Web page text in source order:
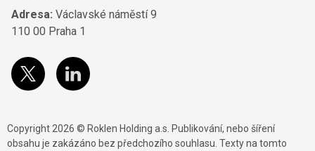
Adresa: Václavské náměstí 9
110 00 Praha 1
Copyright 2026 © Roklen Holding a.s. Publikování, nebo šíření
obsahu je zakázáno bez předchozího souhlasu. Texty na tomto